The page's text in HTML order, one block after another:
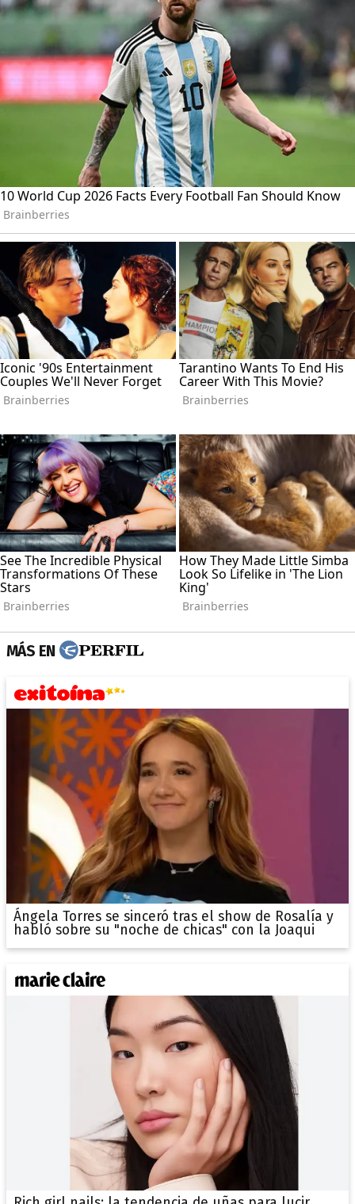
MÁS EN
Ángela Torres se sinceró tras el show de Rosalía y
habló sobre su "noche de chicas" con la Joaqui